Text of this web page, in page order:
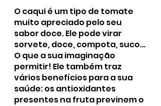
O caqui é um tipo de tomate
muito apreciado pelo seu
sabor doce. Ele pode virar
sorvete, doce, compota, suco…
O que a sua imaginação
permitir! Ele também traz
vários benefícios para a sua
saúde: os antioxidantes
presentes na fruta previnem o